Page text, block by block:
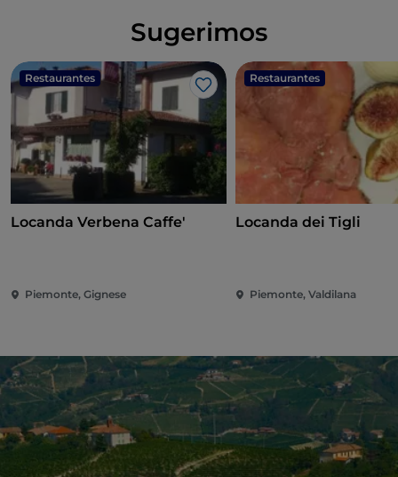
Sugerimos
Restaurantes
Me gusta
Locanda Verbena Caffe'
Piemonte, Gignese
Restaurantes
Locanda dei Tigli
Piemonte, Valdilana